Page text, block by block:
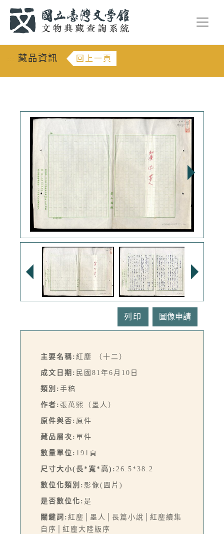
::: 藏品資訊 回上一頁
列印
主要名稱: 紅塵 （十二）
成文日期: 民國81年6月10日
類別: 手稿
作者: 張萬熙（墨人）
原件與否: 原件
藏品層次: 單件
數量單位: 191頁
尺寸大小(長*寬*高): 26.5*38.2
數位化類別: 影像(圖片)
是否數位化: 是
關鍵詞: 紅塵│墨人│長篇小說│紅塵續集
自序│紅塵大陸版序